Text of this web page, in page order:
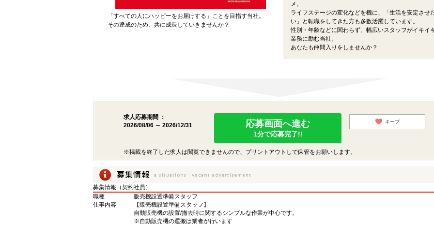
「すべての人にハッピーをお届けする」ことを目指す当社。
その達成のため、共に成長していきませんか？
メ。
ライフステージの変化などを機に、「生活を安定させ
い」と転職をしてきた方も多数活躍しています。
性別・年齢などに関わらず、幅広いスタッフがイキイ
業務に励む当社。
あなたも仲間入りをしませんか？
求人応募期間 ：
2026/08/06 ～ 2026/12/31
応募画面へ進む
1分で応募完了!!
キープ
※掲載を終了した求人は閲覧できませんので、プリントアウトして保管をお願いします。
募集情報（契約社員）
職種
販売機設置準備スタッフ
仕事内容
【販売機設置準備スタッフ】
自動販売機の設置/撤去時に関するシンプルな作業が中心です。
※自動販売機の運搬は業者が行います